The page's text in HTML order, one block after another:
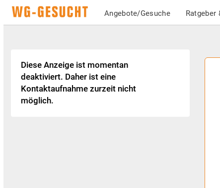
Angebote/Gesuche Ratgeber
Diese Anzeige ist momentan
deaktiviert. Daher ist eine
Kontaktaufnahme zurzeit nicht
möglich.